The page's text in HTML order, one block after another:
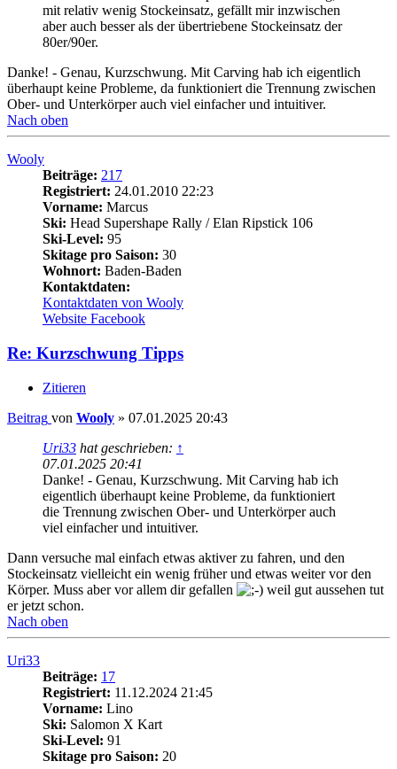
mit relativ wenig Stockeinsatz, gefällt mir inzwischen
aber auch besser als der übertriebene Stockeinsatz der
80er/90er.
Danke! - Genau, Kurzschwung. Mit Carving hab ich eigentlich
überhaupt keine Probleme, da funktioniert die Trennung zwischen
Ober- und Unterkörper auch viel einfacher und intuitiver.
Nach oben
Wooly
Beiträge: 217
Registriert: 24.01.2010 22:23
Vorname: Marcus
Ski: Head Supershape Rally / Elan Ripstick 106
Ski-Level: 95
Skitage pro Saison: 30
Wohnort: Baden-Baden
Kontaktdaten:
Kontaktdaten von Wooly
Website Facebook
Re: Kurzschwung Tipps
Zitieren
Beitrag von Wooly » 07.01.2025 20:43
Uri33 hat geschrieben: ↑
07.01.2025 20:41
Danke! - Genau, Kurzschwung. Mit Carving hab ich
eigentlich überhaupt keine Probleme, da funktioniert
die Trennung zwischen Ober- und Unterkörper auch
viel einfacher und intuitiver.
Dann versuche mal einfach etwas aktiver zu fahren, und den
Stockeinsatz vielleicht ein wenig früher und etwas weiter vor den
Körper. Muss aber vor allem dir gefallen
weil gut aussehen tut
er jetzt schon.
Nach oben
Uri33
Beiträge: 17
Registriert: 11.12.2024 21:45
Vorname: Lino
Ski: Salomon X Kart
Ski-Level: 91
Skitage pro Saison: 20